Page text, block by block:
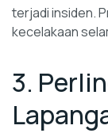
terjadi insiden.
kecelakaan
3.